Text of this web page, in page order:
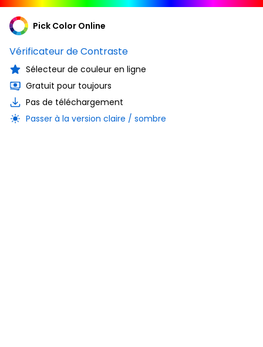
Pick Color Online
Vérificateur de Contraste
Sélecteur de couleur en ligne
Gratuit pour toujours
Pas de téléchargement
Passer à la version claire / sombre